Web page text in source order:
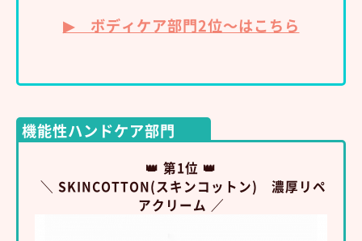
▶ ボディケア部門2位～はこちら
機能性ハンドケア部門
👑 第1位 👑
＼ SKINCOTTON(スキンコットン) 濃厚リペ
アクリーム ／